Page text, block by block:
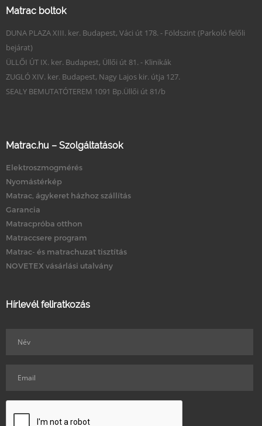
Matrac boltok
DUNA PLAZA XIII. ker. Budapest, Váci út 178. - Földszint (Parkoló felőli
bejárat)
ÜLLŐI ÚT IX. ker. Budapest, Üllői út 81. - Klinikák
ZUGLÓ XIV. ker. Budapest, Nagy Lajos kir. útja 127.
SEALY BEMUTATÓTEREM 1091 Bp.Üllői út 81/b
Matrac.hu – Szolgáltatások
Elektroszmogmérés
Nyomástérkép
Matrac, ágykeret házhoz szállítás
Garancia
Matracpróba otthon
Matraccsere program
Matrac- és matrachuzat tisztítás
NOVETEX vásárlási utalvány
Hírlevél feliratkozás